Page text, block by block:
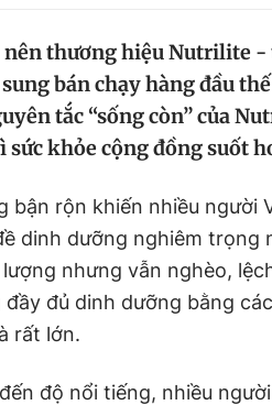
thương hiệu Nutrilite -
bán chạy hàng đầu
tắc “sống còn” của
khỏe cộng đồng suốt
bận rộn khiến nhiều người
dinh dưỡng nghiêm trọng
nhưng vẫn nghèo,
đủ dinh dưỡng bằng
rất lớn.
độ nổi tiếng, nhiều